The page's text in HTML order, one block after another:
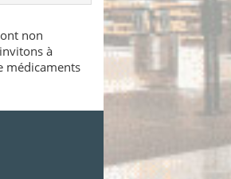
non
à
médicaments